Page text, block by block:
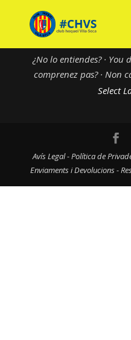
¿No lo entiendes? · You
comprenez pas? · Non
Select
Avís Legal-Política de
Enviaments i Devolucions-